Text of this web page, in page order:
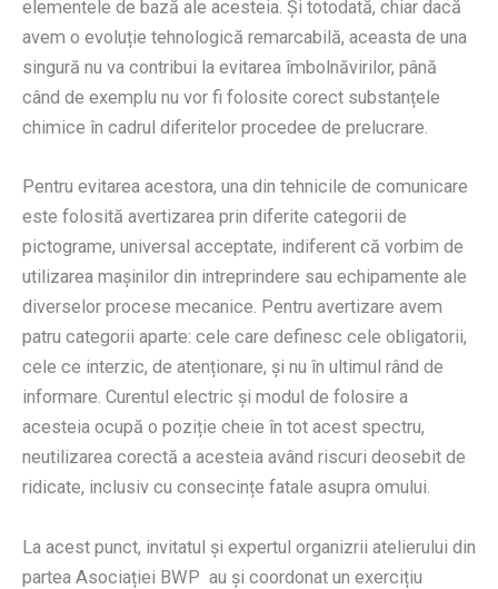
elementele de bază ale acesteia. Și totodată, chiar dacă
avem o evoluție tehnologică remarcabilă, aceasta de una
singură nu va contribui la evitarea îmbolnăvirilor, până
când de exemplu nu vor fi folosite corect substanțele
chimice în cadrul diferitelor procedee de prelucrare.
Pentru evitarea acestora, una din tehnicile de comunicare
este folosită avertizarea prin diferite categorii de
pictograme, universal acceptate, indiferent că vorbim de
utilizarea mașinilor din intreprindere sau echipamente ale
diverselor procese mecanice. Pentru avertizare avem
patru categorii aparte: cele care definesc cele obligatorii,
cele ce interzic, de atenționare, și nu în ultimul rând de
informare. Curentul electric și modul de folosire a
acesteia ocupă o poziție cheie în tot acest spectru,
neutilizarea corectă a acesteia având riscuri deosebit de
ridicate, inclusiv cu consecințe fatale asupra omului.
La acest punct, invitatul și expertul organizrii atelierului din
partea Asociației BWP au și coordonat un exercițiu